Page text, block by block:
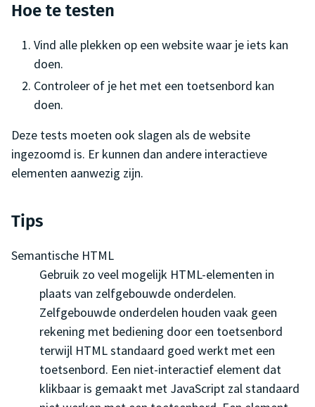
Hoe te testen
Vind alle plekken op een website waar je iets kan
doen.
Controleer of je het met een toetsenbord kan
doen.
Deze tests moeten ook slagen als de website
ingezoomd is. Er kunnen dan andere interactieve
elementen aanwezig zijn.
Tips
Semantische HTML
Gebruik zo veel mogelijk HTML-elementen in
plaats van zelfgebouwde onderdelen.
Zelfgebouwde onderdelen houden vaak geen
rekening met bediening door een toetsenbord
terwijl HTML standaard goed werkt met een
toetsenbord. Een niet-interactief element dat
klikbaar is gemaakt met JavaScript zal standaard